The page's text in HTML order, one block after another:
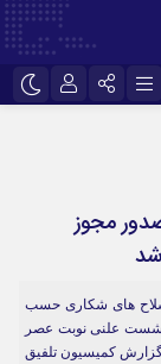
مجوز
های شکاری حسب
علنی نوبت عصر
گزارش کمیسیون تلفیق